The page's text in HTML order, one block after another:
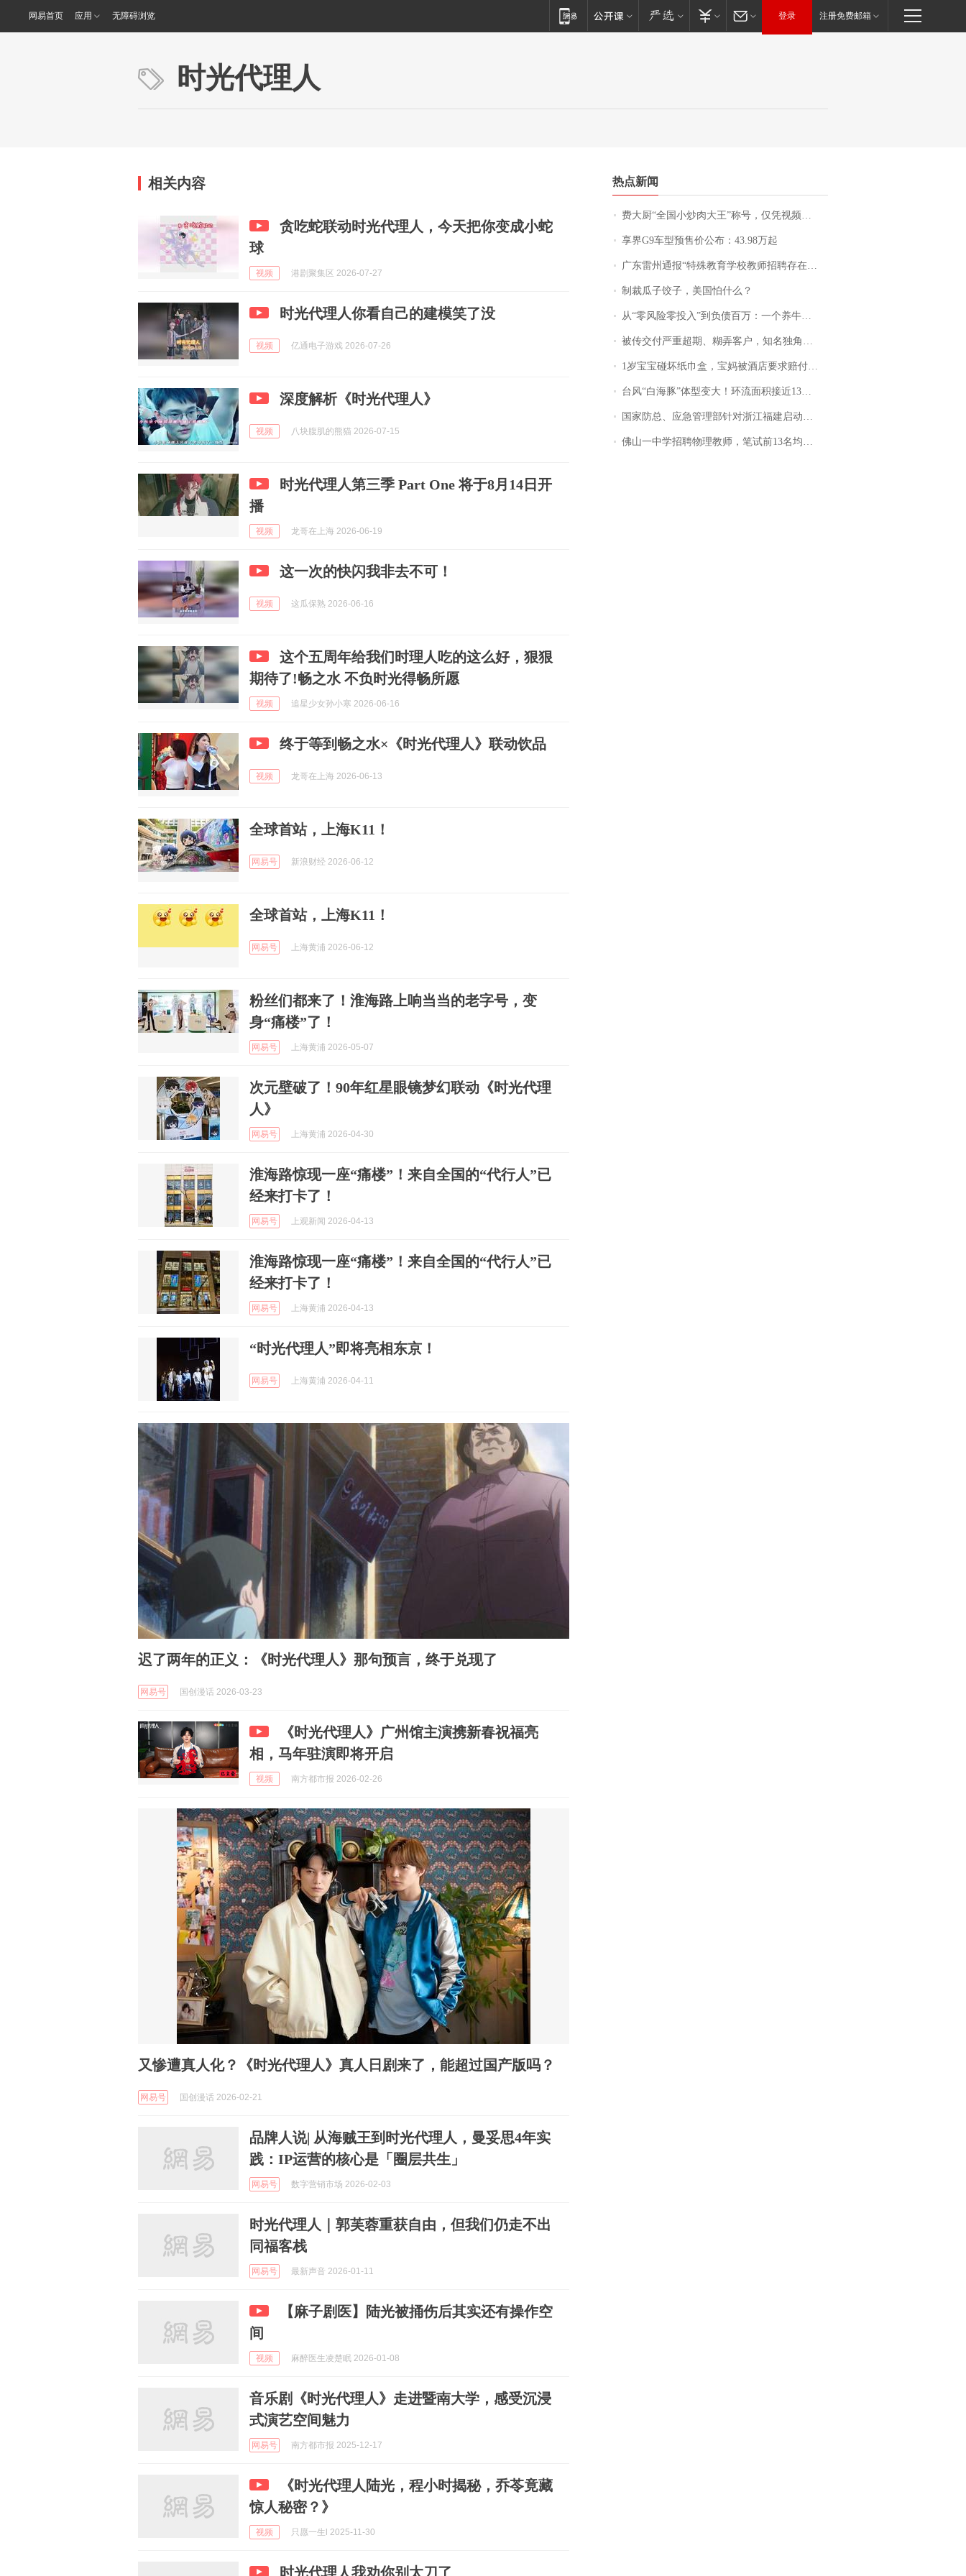
网易首页 应用 无障碍浏览 登录 注册免费邮箱
时光代理人
相关内容
贪吃蛇联动时光代理人，今天把你变成小蛇
球
视频 港剧聚集区 2026-07-27
时光代理人你看自己的建模笑了没
视频 亿通电子游戏 2026-07-26
深度解析《时光代理人》
视频 八块腹肌的熊猫 2026-07-15
时光代理人第三季 Part One 将于8月14日开
播
视频 龙哥在上海 2026-06-19
这一次的快闪我非去不可！
视频 这瓜保熟 2026-06-16
这个五周年给我们时理人吃的这么好，狠狠
期待了!畅之水 不负时光得畅所愿
视频 追星少女孙小寒 2026-06-16
终于等到畅之水×《时光代理人》联动饮品
视频 龙哥在上海 2026-06-13
全球首站，上海K11！
网易号 新浪财经 2026-06-12
全球首站，上海K11！
网易号 上海黄浦 2026-06-12
粉丝们都来了！淮海路上响当当的老字号，变
身“痛楼”了！
网易号 上海黄浦 2026-05-07
次元壁破了！90年红星眼镜梦幻联动《时光代理
人》
网易号 上海黄浦 2026-04-30
淮海路惊现一座“痛楼”！来自全国的“代行人”已
经来打卡了！
网易号 上观新闻 2026-04-13
淮海路惊现一座“痛楼”！来自全国的“代行人”已
经来打卡了！
网易号 上海黄浦 2026-04-13
“时光代理人”即将亮相东京！
网易号 上海黄浦 2026-04-11
迟了两年的正义：《时光代理人》那句预言，终于兑现了
网易号 国创漫话 2026-03-23
《时光代理人》广州馆主演携新春祝福亮
相，马年驻演即将开启
视频 南方都市报 2026-02-26
又惨遭真人化？《时光代理人》真人日剧来了，能超过国产版吗？
网易号 国创漫话 2026-02-21
品牌人说| 从海贼王到时光代理人，曼妥思4年实
践：IP运营的核心是「圈层共生」
网易号 数字营销市场 2026-02-03
时光代理人｜郭芙蓉重获自由，但我们仍走不出
同福客栈
网易号 最新声音 2026-01-11
【麻子剧医】陆光被捅伤后其实还有操作空
间
视频 麻醉医生凌楚眠 2026-01-08
音乐剧《时光代理人》走进暨南大学，感受沉浸
式演艺空间魅力
网易号 南方都市报 2025-12-17
《时光代理人陆光，程小时揭秘，乔苓竟藏
惊人秘密？》
视频 只愿一生l 2025-11-30
时光代理人我劝你别太刀了
热点新闻
费大厨“全国小炒肉大王”称号，仅凭视频评出？中国烹饪协会回应
享界G9车型预售价公布：43.98万起
广东雷州通报“特殊教育学校教师招聘存在违规行为”：已启动问责程序 副校长被停职
制裁瓜子饺子，美国怕什么？
从“零风险零投入”到负债百万：一个养牛项目崩盘后，谁该为农户的贷款买单丨红星调查
被传交付严重超期、糊弄客户，知名独角兽车企创始人回应：都没证据，将依法采取措施，“本人长期与美国交管局保持沟通，对方表示肯定”
1岁宝宝碰坏纸巾盒，宝妈被酒店要求赔付924元！三亚一酒店回复：骨瓷定制！网友一查价格，吵翻了
台风“白海豚”体型变大！环流面积接近13个浙江那么大
国家防总、应急管理部针对浙江福建启动防汛防台风四级应急响应
佛山一中学招聘物理教师，笔试前13名均遭淘汰？教育局：已叫停招聘，成立调查组全面核查